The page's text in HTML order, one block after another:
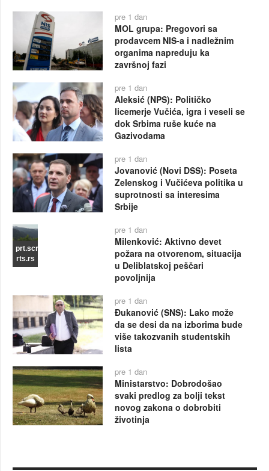
pre 1 dan
MOL grupa: Pregovori sa
prodavcem NIS-a i nadležnim
organima napreduju ka
završnoj fazi
pre 1 dan
Aleksić (NPS): Političko
licemerje Vučića, igra i veseli se
dok Srbima ruše kuće na
Gazivodama
pre 1 dan
Jovanović (Novi DSS): Poseta
Zelenskog i Vučićeva politika u
suprotnosti sa interesima
Srbije
prt.scr
rts.rs
pre 1 dan
Milenković: Aktivno devet
požara na otvorenom, situacija
u Deliblatskoj peščari
povoljnija
pre 1 dan
Đukanović (SNS): Lako može
da se desi da na izborima bude
više takozvanih studentskih
lista
pre 1 dan
Ministarstvo: Dobrodošao
svaki predlog za bolji tekst
novog zakona o dobrobiti
životinja